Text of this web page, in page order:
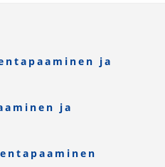
ja
ja